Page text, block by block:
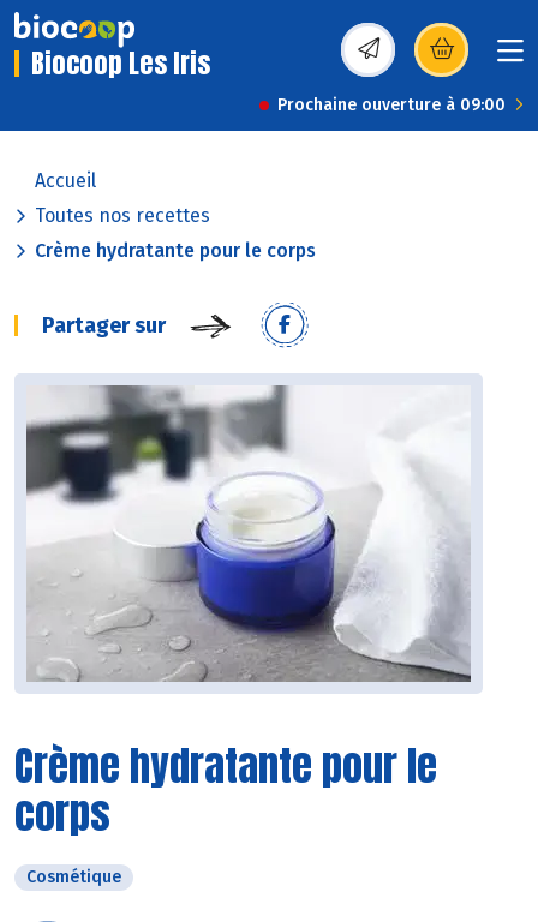
Biocoop Les Iris (s’ouvre dans une
Prochaine ouverture à 09:00
Accueil
Toutes nos recettes
Crème hydratante pour le corps
Partager sur
Crème hydratante pour le
corps
Cosmétique